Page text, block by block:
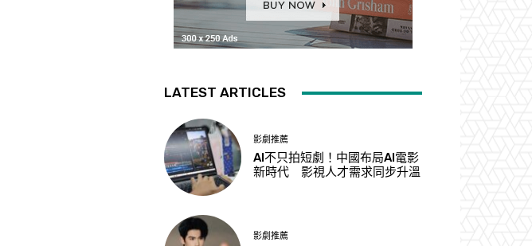
LATEST ARTICLES
影劇推薦
AI不只拍短劇！中國布局AI電影
新時代 影視人才需求同步升溫
影劇推薦